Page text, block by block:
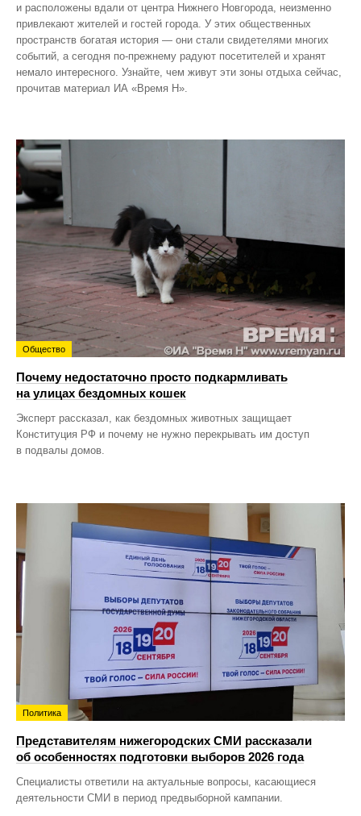
и расположены вдали от центра Нижнего Новгорода, неизменно
привлекают жителей и гостей города. У этих общественных
пространств богатая история — они стали свидетелями многих
событий, а сегодня по‑прежнему радуют посетителей и хранят
немало интересного. Узнайте, чем живут эти зоны отдыха сейчас,
прочитав материал ИА «Время Н».
Общество
Почему недостаточно просто подкармливать
на улицах бездомных кошек
Эксперт рассказал, как бездомных животных защищает
Конституция РФ и почему не нужно перекрывать им доступ
в подвалы домов.
Политика
Представителям нижегородских СМИ рассказали
об особенностях подготовки выборов 2026 года
Специалисты ответили на актуальные вопросы, касающиеся
деятельности СМИ в период предвыборной кампании.